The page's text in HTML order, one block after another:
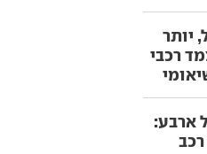
יותר
רכבי
ארבע:
רכב